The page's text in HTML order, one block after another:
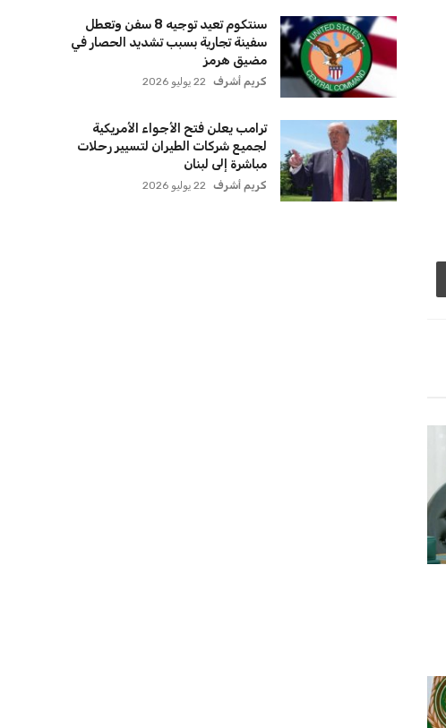
سنتكوم تعيد توجيه 8 سفن وتعطل
سفينة تجارية بسبب تشديد الحصار في
مضيق هرمز
كريم أشرف 22 يوليو 2026
ترامب يعلن فتح الأجواء الأمريكية
لجميع شركات الطيران لتسيير رحلات
مباشرة إلى لبنان
كريم أشرف 22 يوليو 2026